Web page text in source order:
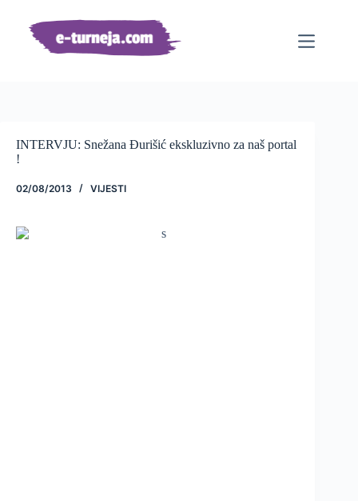
sadržaj
INTERVJU: Snežana Đurišić ekskluzivno za naš portal
!
02/08/2013 VIJESTI